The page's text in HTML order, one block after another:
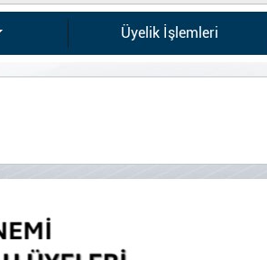
Üyelik İşlemleri